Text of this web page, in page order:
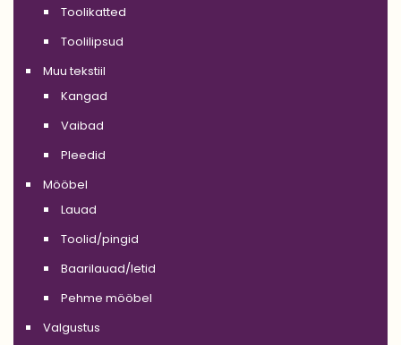
Toolikatted
Toolilipsud
Muu tekstiil
Kangad
Vaibad
Pleedid
Mööbel
Lauad
Toolid/pingid
Baarilauad/letid
Pehme mööbel
Valgustus